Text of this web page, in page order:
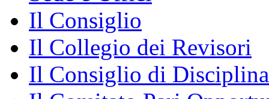
Il Consiglio
Il Collegio dei Revisori
Il Consiglio di